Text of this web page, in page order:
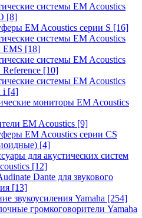
системы EM Acoustics
[8]
EM Acoustics серии S [16]
системы EM Acoustics
EMS [18]
системы EM Acoustics
Reference [10]
системы EM Acoustics
i [4]
мониторы EM Acoustics
EM Acoustics [9]
EM Acoustics серии CS
[4]
для акустических систем
[12]
Dante для звукового
[13]
звукоусиления Yamaha [254]
громкоговорители Yamaha